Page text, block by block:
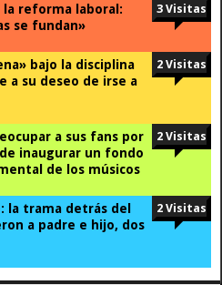
reforma laboral:
se fundan»
3 Visitas
bajo la disciplina
a su deseo de irse a
2 Visitas
a sus fans por
inaugurar un fondo
de los músicos
2 Visitas
la trama detrás del
a padre e hijo, dos
2 Visitas